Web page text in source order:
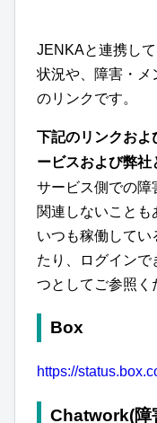
JENKAと連携し
状況や、障害・メ
のリンクです。
下記のリンクお
ービスおよび弊社
サービス側での障
関連しないことも
いつも稼働してい
たり、ログインで
つとしてご参照く
Box
https://
Chatwork(障